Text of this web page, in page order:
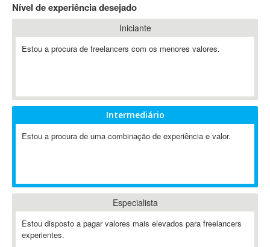
A&P
A-GPS
A2Billing
AAUS Scientific Diver
Abaqus
ABIS
Ableton Push
Abstract
Abstract Window Toolkit (AWT)
Absynth
Nível de experiência desejado
Iniciante
Estou a procura de freelancers com os menores valores.
Intermediário
Estou a procura de uma combinação de experiência e valor.
Especialista
Estou disposto a pagar valores mais elevados para freelancers
experientes.